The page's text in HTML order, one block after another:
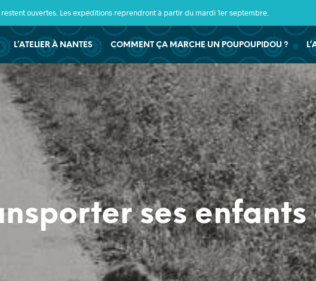
ouvertes. Les expéditions reprendront à partir du mardi 1er septembre.
L’ATELIER À NANTES COMMENT ÇA MARCHE UN POUPOUPIDOU ?
ses enfants